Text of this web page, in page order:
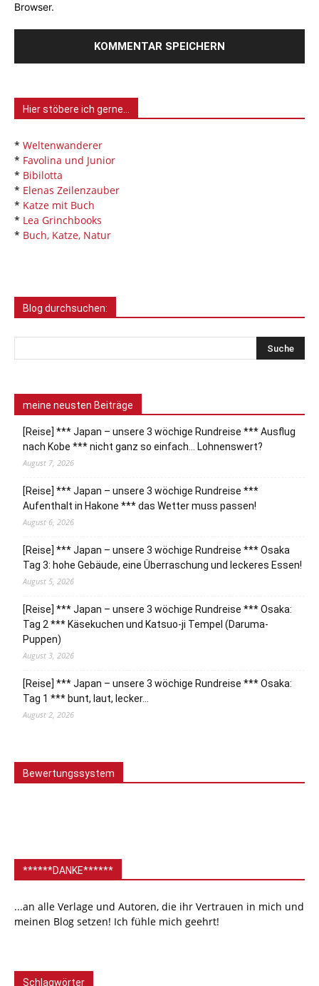
Browser.
Hier stöbere ich gerne…
* Weltenwanderer
* Favolina und Junior
* Bibilotta
* Elenas Zeilenzauber
* Katze mit Buch
* Lea Grinchbooks
* Buch, Katze, Natur
Blog durchsuchen:
meine neusten Beiträge
[Reise] *** Japan – unsere 3 wöchige Rundreise *** Ausflug
nach Kobe *** nicht ganz so einfach… Lohnenswert?
August 7, 2026
[Reise] *** Japan – unsere 3 wöchige Rundreise ***
Aufenthalt in Hakone *** das Wetter muss passen!
August 6, 2026
[Reise] *** Japan – unsere 3 wöchige Rundreise *** Osaka
Tag 3: hohe Gebäude, eine Überraschung und leckeres Essen!
August 5, 2026
[Reise] *** Japan – unsere 3 wöchige Rundreise *** Osaka:
Tag 2 *** Käsekuchen und Katsuo-ji Tempel (Daruma-
Puppen)
August 3, 2026
[Reise] *** Japan – unsere 3 wöchige Rundreise *** Osaka:
Tag 1 *** bunt, laut, lecker…
August 2, 2026
Bewertungssystem
******DANKE******
...an alle Verlage und Autoren, die ihr Vertrauen in mich und
meinen Blog setzen! Ich fühle mich geehrt!
Schlagwörter